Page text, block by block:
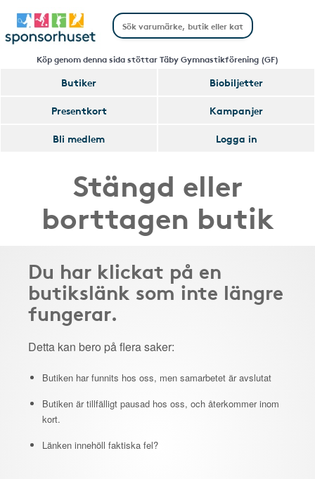
Köp genom denna sida stöttar Täby Gymnastikförening (GF)
Butiker
Biobiljetter
Presentkort
Kampanjer
Bli medlem
Logga in
Stängd eller
borttagen butik
Du har klickat på en
butikslänk som inte längre
fungerar.
Detta kan bero på flera saker:
Butiken har funnits hos oss, men samarbetet är avslutat
Butiken är tillfälligt pausad hos oss, och återkommer inom
kort.
Länken innehöll faktiska fel?